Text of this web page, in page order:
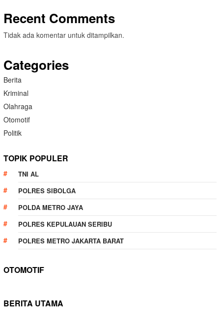
Recent Comments
Tidak ada komentar untuk ditampilkan.
Categories
Berita
Kriminal
Olahraga
Otomotif
Politik
TOPIK POPULER
TNI AL
POLRES SIBOLGA
POLDA METRO JAYA
POLRES KEPULAUAN SERIBU
POLRES METRO JAKARTA BARAT
OTOMOTIF
BERITA UTAMA